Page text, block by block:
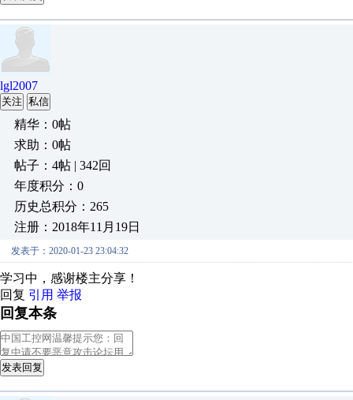
lgl2007
关注 私信
精华：0帖
求助：0帖
帖子：4帖 | 342回
年度积分：0
历史总积分：265
注册：2018年11月19日
发表于：2020-01-23 23:04:32
学习中，感谢楼主分享！
回复 引用 举报
回复本条
发表回复